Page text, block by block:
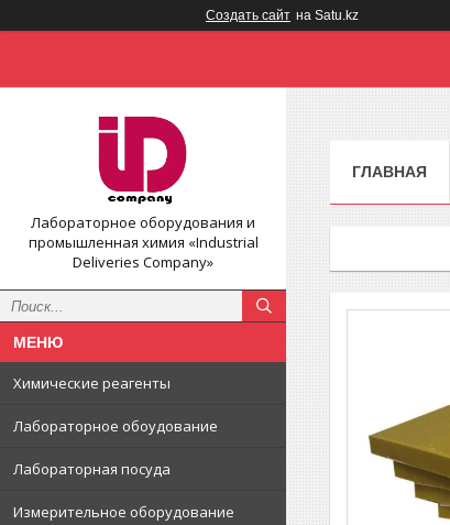
Создать сайт на Satu.kz
Лабораторное оборудования и
промышленная химия «Industrial
Deliveries Company»
Химические реагенты
Лабораторное обоудование
Лабораторная посуда
Измерительное оборудование
ГЛАВНАЯ